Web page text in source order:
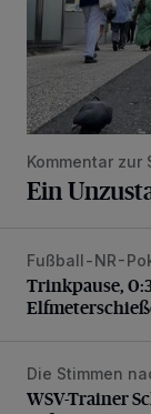
Kommentar zur
Ein
Trinkpause,
Fußball-NR-
Trinkpause,
WSV-Trainer
Die Stimmen
WSV-Trainer